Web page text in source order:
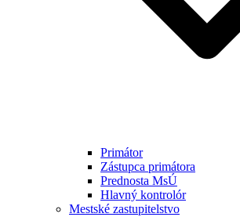
Primátor
Zástupca primátora
Prednosta MsÚ
Hlavný kontrolór
Mestské zastupitelstvo